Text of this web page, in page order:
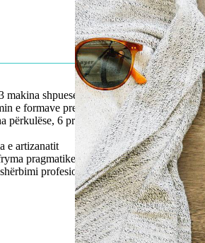
shpuese
e formave precize.
përkulëse, 6 presa
e artizanatit
pragmatike dhe
profesional